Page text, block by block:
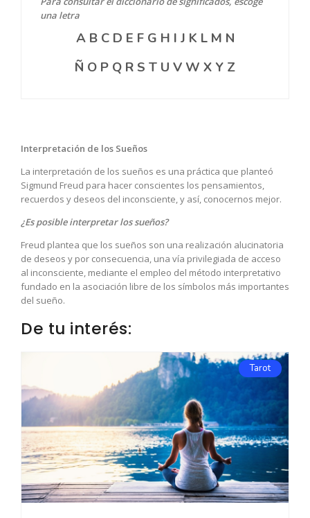
una letra
A B C D E F G H I J K L M N
Ñ O P Q R S T U V W X Y Z
Interpretación de los Sueños
La interpretación de los sueños es una práctica que planteó
Sigmund Freud para hacer conscientes los pensamientos,
recuerdos y deseos del inconsciente, y así, conocernos mejor.
¿Es posible interpretar los sueños?
Freud plantea que los sueños son una realización alucinatoria
de deseos y por consecuencia, una vía privilegiada de acceso
al inconsciente, mediante el empleo del método interpretativo
fundado en la asociación libre de los símbolos más importantes
del sueño.
De tu interés:
Tarot